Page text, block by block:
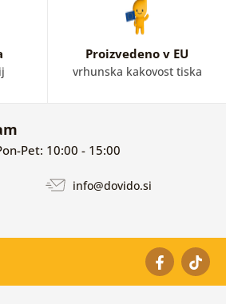
Proizvedeno v EU
vrhunska kakovost tiska
Pet: 10:00 - 15:00
info@dovido.si